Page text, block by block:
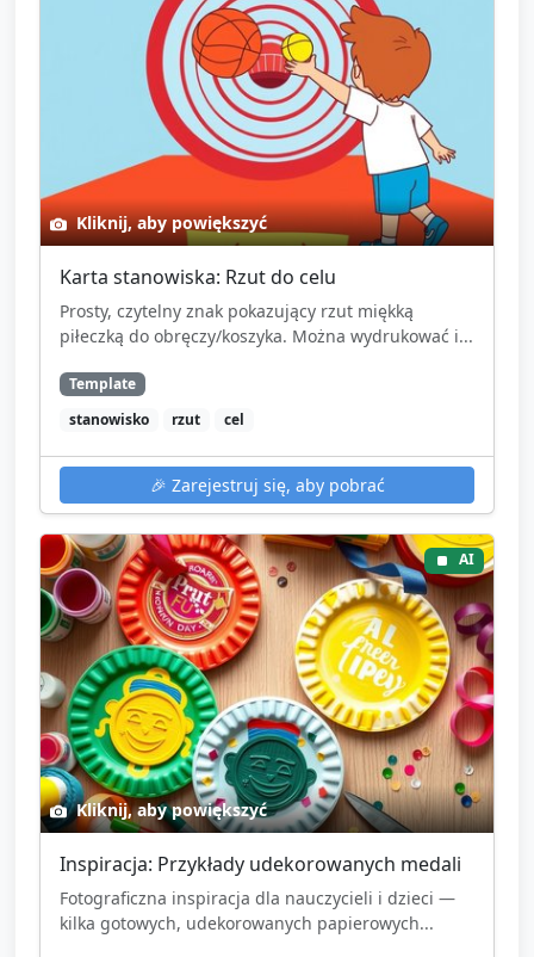
Kliknij, aby powiększyć
Karta stanowiska: Rzut do celu
Prosty, czytelny znak pokazujący rzut miękką
piłeczką do obręczy/koszyka. Można wydrukować i...
Template
stanowisko
rzut cel
🎉 Zarejestruj się, aby pobrać
AI
Kliknij, aby powiększyć
Inspiracja: Przykłady udekorowanych medali
Fotograficzna inspiracja dla nauczycieli i dzieci —
kilka gotowych, udekorowanych papierowych...